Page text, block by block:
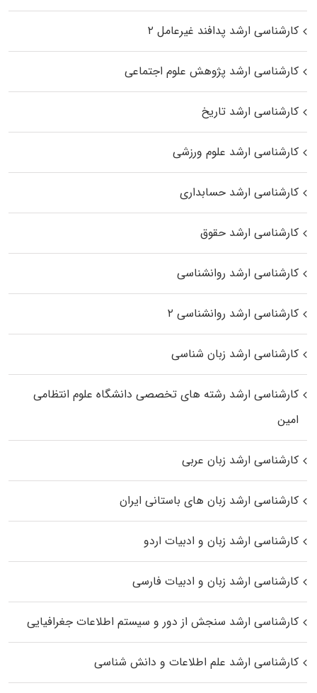
کارشناسی ارشد پدافند غیرعامل ۲
کارشناسی ارشد پژوهش علوم اجتماعی
کارشناسی ارشد تاریخ
کارشناسی ارشد علوم ورزشی
کارشناسی ارشد حسابداری
کارشناسی ارشد حقوق
کارشناسی ارشد روانشناسی
کارشناسی ارشد روانشناسی ۲
کارشناسی ارشد زبان شناسی
کارشناسی ارشد رﺷﺘﻪ ﻫﺎی تخصصی داﻧﺸﮕﺎه ﻋﻠﻮم انتظامی
اﻣﻴﻦ
کارشناسی ارشد زبان عربی
کارشناسی ارشد زبان‌ های باستانی ایران
کارشناسی ارشد زبان و ادبیات اردو
کارشناسی ارشد زبان و ادبیات فارسی
کارشناسی ارشد سنجش از دور و سیستم اطلاعات جغرافیایی
کارشناسی ارشد علم اطلاعات و دانش شناسی